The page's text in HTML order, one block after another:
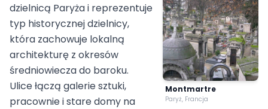
Montmartre
Paryż, Francja
dzielnicą Paryża i reprezentuje
typ historycznej dzielnicy,
która zachowuje lokalną
architekturę z okresów
średniowiecza do baroku.
Ulice łączą galerie sztuki,
pracownie i stare domy na